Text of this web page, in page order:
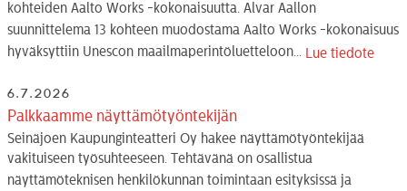
kohteiden Aalto Works -kokonaisuutta. Alvar Aallon
suunnittelema 13 kohteen muodostama Aalto Works -kokonaisuus
hyväksyttiin Unescon maailmaperintöluetteloon...
Lue tiedote
6.7.2026
Palkkaamme näyttämötyöntekijän
Seinäjoen Kaupunginteatteri Oy hakee näyttämötyöntekijää
vakituiseen työsuhteeseen. Tehtävänä on osallistua
näyttämöteknisen henkilökunnan toimintaan esityksissä ja